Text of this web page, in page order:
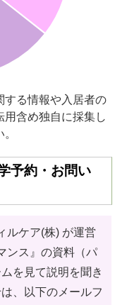
する情報や入居者の
含め独自に採集し
予約・お問い
ルケア(株) が運営
ンス』の資料（パ
を見て説明を聞き
は、以下のメールフ